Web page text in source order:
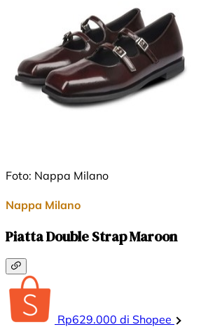
Foto: Nappa Milano
Nappa Milano
Piatta Double Strap Maroon
Rp629.000 di Shopee